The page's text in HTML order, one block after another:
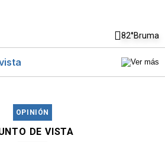
82°Bruma
OPINIÓN
DE VISTA